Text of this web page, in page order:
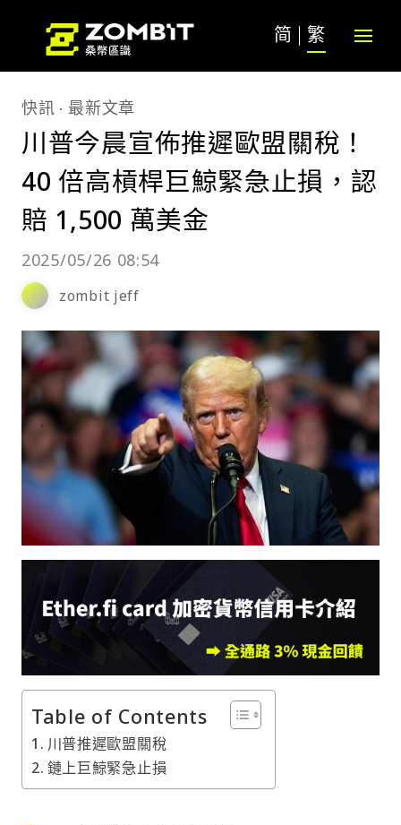
简 繁
快訊 最新文章
川普今晨宣佈推遲歐盟關稅！
40 倍高槓桿巨鯨緊急止損，認
賠 1,500 萬美金
2025/05/26 08:54
zombit jeff
Table of Contents
川普推遲歐盟關稅
鏈上巨鯨緊急止損